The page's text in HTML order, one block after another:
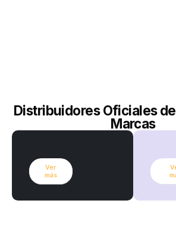
Distribuidores Oficiales
Marcas
Ver
más